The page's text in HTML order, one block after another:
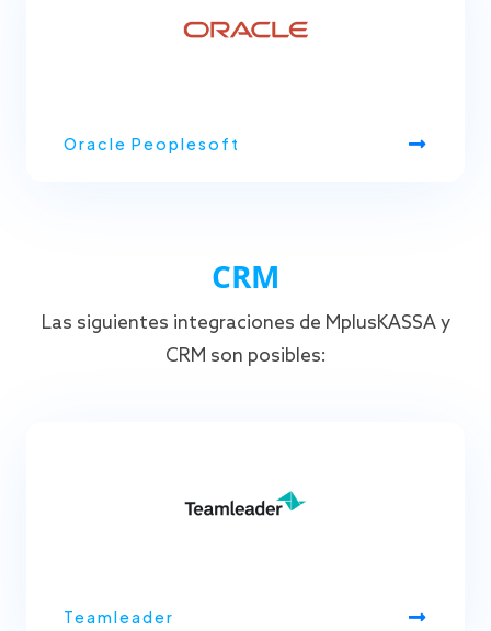
Oracle Peoplesoft
CRM
Las siguientes integraciones de MplusKASSA y
CRM son posibles:
Teamleader